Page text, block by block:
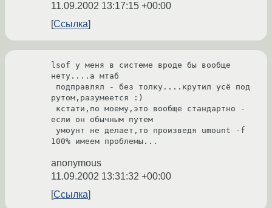
11.09.2002 13:17:15 +00:00
Ссылка
lsof у меня в системе вроде бы вообще
нету....а мтаб
рутом,разумеется :)
если он обычным путем
100% имеем проблемы...
anonymous
11.09.2002 13:31:32 +00:00
Ссылка